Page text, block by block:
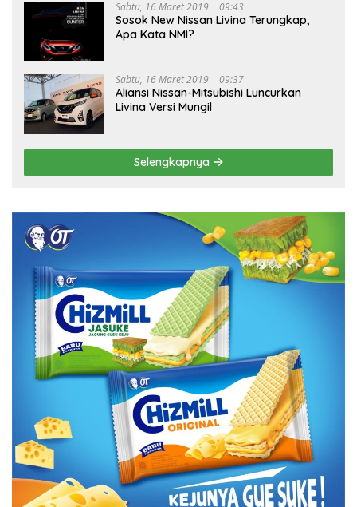
Sabtu, 16 Maret 2019 | 09:43
Sosok New Nissan Livina Terungkap,
Apa Kata NMI?
Sabtu, 16 Maret 2019 | 09:37
Aliansi Nissan-Mitsubishi Luncurkan
Livina Versi Mungil
Selengkapnya